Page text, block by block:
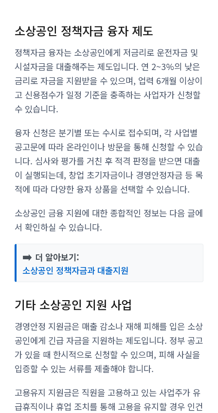
소상공인 정책자금 융자 제도
정책자금 융자는 소상공인에게 저금리로 운전자금 및
시설자금을 대출해주는 제도입니다. 연 2~3%의 낮은
금리로 자금을 지원받을 수 있으며, 업력 6개월 이상이
고 신용점수가 일정 기준을 충족하는 사업자가 신청할
수 있습니다.
융자 신청은 분기별 또는 수시로 접수되며, 각 사업별
공고문에 따라 온라인이나 방문을 통해 신청할 수 있습
니다. 심사와 평가를 거친 후 적격 판정을 받으면 대출
이 실행되는데, 창업 초기자금이나 경영안정자금 등 목
적에 따라 다양한 융자 상품을 선택할 수 있습니다.
소상공인 금융 지원에 대한 종합적인 정보는 다음 글에
서 확인하실 수 있습니다.
➡️ 더 알아보기:
소상공인 정책자금과 대출지원
기타 소상공인 지원 사업
경영안정 지원금은 매출 감소나 재해 피해를 입은 소상
공인에게 긴급 자금을 지원하는 제도입니다. 정부 공고
가 있을 때 한시적으로 신청할 수 있으며, 피해 사실을
입증할 수 있는 서류를 제출해야 합니다.
고용유지 지원금은 직원을 고용하고 있는 사업주가 유
급휴직이나 휴업 조치를 통해 고용을 유지할 경우 인건